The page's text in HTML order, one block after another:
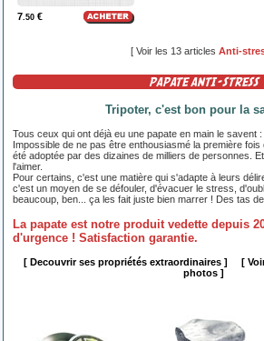
7.50 €
[ Voir les 13 articles Anti-
PAPATE ANTI-STRESS
Tripoter, c'est bon pour la
Tous ceux qui ont déjà eu une papate en main le savent
Impossible de ne pas être enthousiasmé la première
été adoptée par des dizaines de milliers de personnes.
l'aimer.
Pour certains, c'est une matière qui s'adapte à leurs
c'est un moyen de se défouler, d'évacuer le stress,
beaucoup, ben... ça les fait juste bien marrer ! Des tas
La papate est notre produit vedette depuis
d'urgence ! Satisfaction garantie.
[ Decouvrir ses propriétés extraordinaires ] [
photos ]